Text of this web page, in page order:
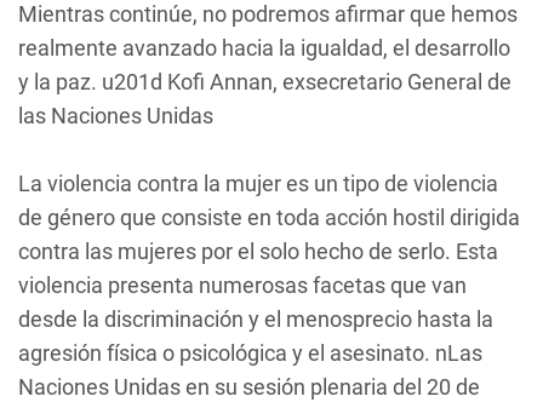
Mientras continúe, no podremos afirmar que hemos
realmente avanzado hacia la igualdad, el desarrollo
y la paz. u201d Kofi Annan, exsecretario General de
las Naciones Unidas
La violencia contra la mujer es un tipo de violencia
de género que consiste en toda acción hostil dirigida
contra las mujeres por el solo hecho de serlo. Esta
violencia presenta numerosas facetas que van
desde la discriminación y el menosprecio hasta la
agresión física o psicológica y el asesinato. nLas
Naciones Unidas en su sesión plenaria del 20 de